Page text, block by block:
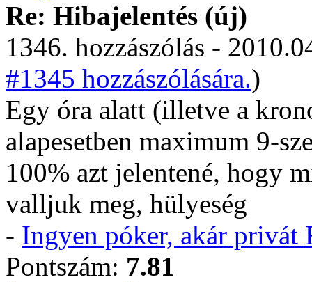
Re: Hibajelentés (új)
1346. hozzászólás -
#1345 hozzászólására.)
Egy óra alatt (illetve a
alapesetben maximum 9-
100% azt jelentené, hogy
valljuk meg, hülyeség
- Ingyen póker, akár privát
Pontszám: 7.81